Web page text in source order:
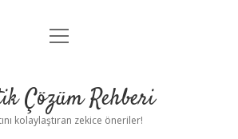
Anasayfa
Yasal Uyarı
menüyü
Çözüm Rehberi
kolaylaştıran zekice öneriler!